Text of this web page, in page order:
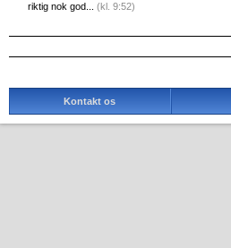
riktig nok god... (kl. 9:52)
Kontakt os